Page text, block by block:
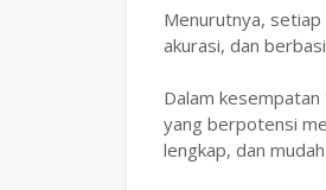
Menurutnya,
akurasi, dan
Dalam
yang berpotensi
lengkap, dan